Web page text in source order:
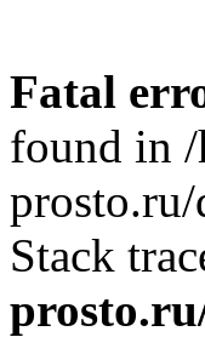
Fatal
found in
Stack